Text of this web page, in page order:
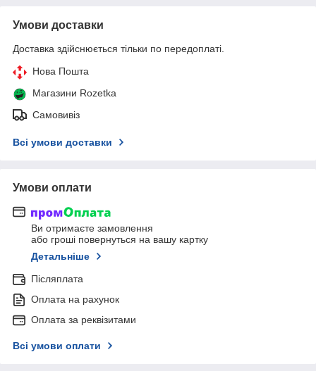
Умови доставки
Доставка здійснюється тільки по передоплаті.
Нова Пошта
Магазини Rozetka
Самовивіз
Всі умови доставки
Умови оплати
Ви отримаєте замовлення
або гроші повернуться на вашу картку
Детальніше
Післяплата
Оплата на рахунок
Оплата за реквізитами
Всі умови оплати